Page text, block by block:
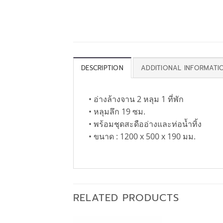
DESCRIPTION ADDITIONAL
• อ่างล้างจาน 2 หลุม 1 ที่พัก
• หลุมลึก 19 ซม.
• พร้อมชุดสะดืออ่างและท่อน้ำทิ้ง
• ขนาด : 1200 x 500 x 190 มม.
RELATED PRODUCTS